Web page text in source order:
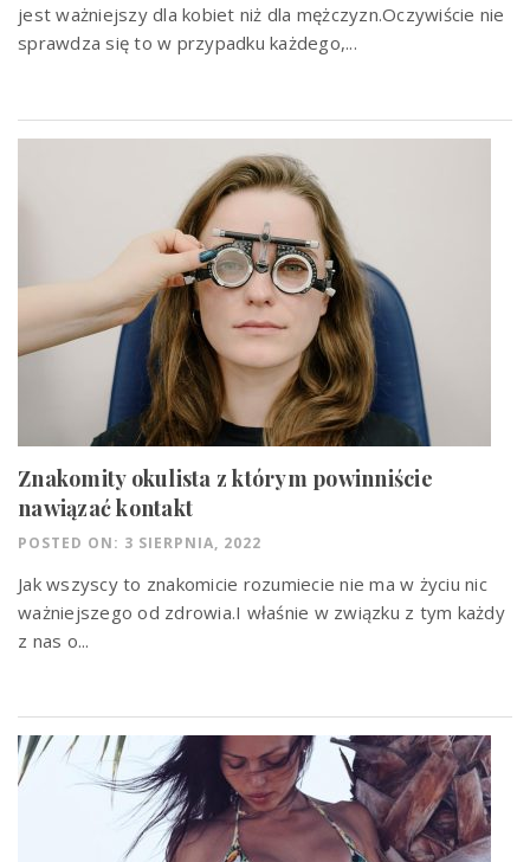
jest ważniejszy dla kobiet niż dla mężczyzn.Oczywiście nie
sprawdza się to w przypadku każdego,...
Znakomity okulista z którym powinniście
nawiązać kontakt
POSTED ON: 3 SIERPNIA, 2022
Jak wszyscy to znakomicie rozumiecie nie ma w życiu nic
ważniejszego od zdrowia.I właśnie w związku z tym każdy
z nas o...